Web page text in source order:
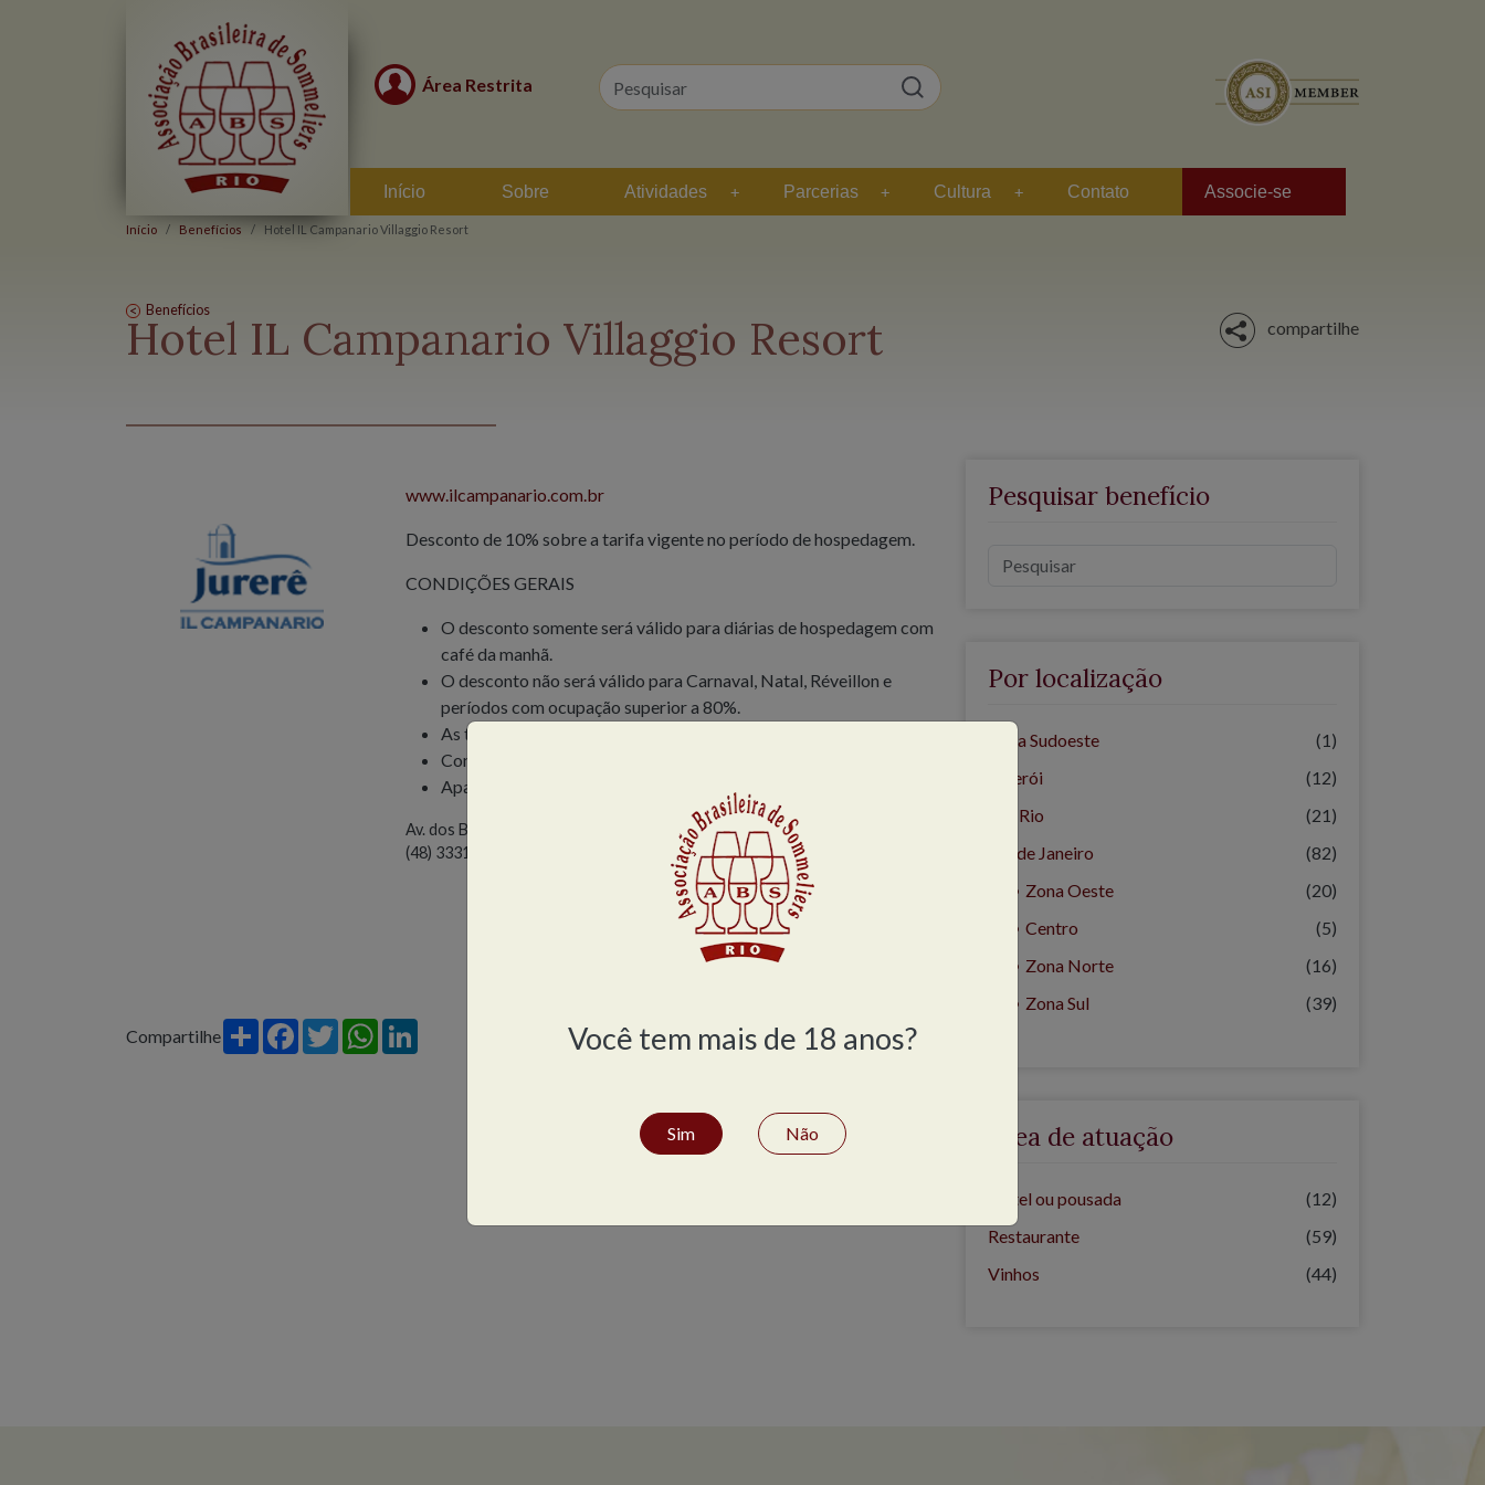
Área Restrita
Início Sobre Atividades Parcerias Cultura Contato Associe-se
Início Benefícios Hotel IL Campanario Villaggio Resort
compartilhe
Benefícios
Hotel IL Campanario Villaggio Resort
www.ilcampanario.com.br
Desconto de 10% sobre a tarifa vigente no período de hospedagem.
CONDIÇÕES GERAIS
O desconto somente será válido para diárias de hospedagem com
café da manhã.
O desconto não será válido para Carnaval, Natal, Réveillon e
períodos com ocupação superior a 80%.
As tarifas com desconto não são comissionáveis.
Condições não aplicáveis para grupos.
Apartamentos sujeitos à disponibilidade.
Av. dos Búzios 1760 – Florianópolis – SC
(48) 3331-7200 ou 3261 6000 –
reservas@jurere.com.br
Compartilhe Share Facebook
TwitterWhatsApp
Pesquisar benefício
Por localização
Zona Sudoeste
(1)
Niterói
(12)
Off Rio
(21)
Rio de Janeiro
(82)
Zona Oeste
(20)
Centro
(5)
Zona Norte
(16)
Zona Sul
(39)
Área de atuação
Hotel ou pousada
(12)
Restaurante
(59)
Vinhos
(44)
Você tem mais de 18 anos?
Sim Não